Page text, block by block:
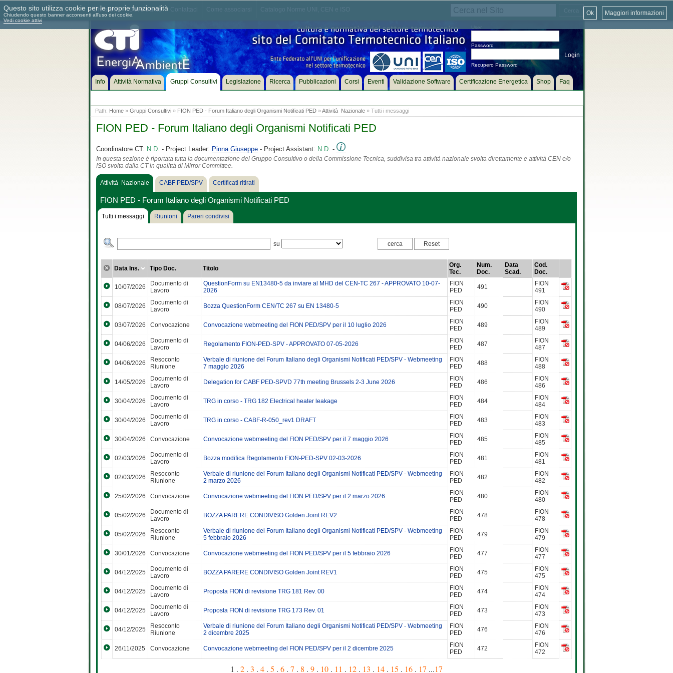
Chi siamo Dove siamo
Password
Recupero Password
Info Attività Normativa Gruppi Consultivi Legislazione Ricerca Pubblicazioni Corsi Eventi Validazione Software Certificazione Energetica Shop Faq
Path: Home» Gruppi Consultivi» FION PED - Forum Italiano degli Organismi Notificati PED»Attività Nazionale» Tutti i messaggi
FION PED - Forum Italiano degli Organismi Notificati PED
Coordinatore CT: N.D. - Project Leader: Pinna Giuseppe- Project Assistant: N.D. -
In questa sezione è riportata tutta la documentazione del Gruppo Consultivo o della Commissione Tecnica, suddivisa tra attività nazionale svolta direttamente e attività CEN e/o
ISO svolta dalla CT in qualittà di Mirror Committee.
Attività Nazionale CABF PED/SPV Certificati ritirati
FION PED - Forum Italiano degli Organismi Notificati PED
Tutti i messaggi Riunioni Pareri condivisi
su
Data Ins. Tipo Doc. Titolo
Org.
Tec.
Num.
Doc.
Data
Scad.
Cod.
Doc.
10/07/2026
Documento di
Lavoro
QuestionForm su EN13480-5 da inviare al MHD del CEN-TC 267 - APPROVATO 10-07-
2026
FION
PED
491
FION
491
08/07/2026
Documento di
Lavoro
Bozza QuestionForm CEN/TC 267 su EN 13480-5
FION
PED
490
FION
490
03/07/2026 Convocazione Convocazione webmeeting del FION PED/SPV per il 10 luglio 2026
FION
PED
489
FION
489
04/06/2026
Documento di
Lavoro
Regolamento FION-PED-SPV - APPROVATO 07-05-2026
FION
PED
487
FION
487
04/06/2026
Resoconto
Riunione
Verbale di riunione del Forum Italiano degli Organismi Notificati PED/SPV - Webmeeting
7 maggio 2026
FION
PED
488
FION
488
14/05/2026
Documento di
Lavoro
Delegation for CABF PED-SPVD 77th meeting Brussels 2-3 June 2026
FION
PED
486
FION
486
30/04/2026
Documento di
Lavoro
TRG in corso - TRG 182 Electrical heater leakage
FION
PED
484
FION
484
30/04/2026
Documento di
Lavoro
TRG in corso - CABF-R-050_rev1 DRAFT
FION
PED
483
FION
483
30/04/2026 Convocazione Convocazione webmeeting del FION PED/SPV per il 7 maggio 2026
FION
PED
485
FION
485
02/03/2026
Documento di
Lavoro
Bozza modifica Regolamento FION-PED-SPV 02-03-2026
FION
PED
481
FION
481
02/03/2026
Resoconto
Riunione
Verbale di riunione del Forum Italiano degli Organismi Notificati PED/SPV - Webmeeting
2 marzo 2026
FION
PED
482
FION
482
25/02/2026 Convocazione Convocazione webmeeting del FION PED/SPV per il 2 marzo 2026
FION
PED
480
FION
480
05/02/2026
Documento di
Lavoro
BOZZA PARERE CONDIVISO Golden Joint REV2
FION
PED
478
FION
478
05/02/2026
Resoconto
Riunione
Verbale di riunione del Forum Italiano degli Organismi Notificati PED/SPV - Webmeeting
5 febbraio 2026
FION
PED
479
FION
479
30/01/2026 Convocazione Convocazione webmeeting del FION PED/SPV per il 5 febbraio 2026
FION
PED
477
FION
477
04/12/2025
Documento di
Lavoro
BOZZA PARERE CONDIVISO Golden Joint REV1
FION
PED
475
FION
475
04/12/2025
Documento di
Lavoro
Proposta FION di revisione TRG 181 Rev. 00
FION
PED
474
FION
474
04/12/2025
Documento di
Lavoro
Proposta FION di revisione TRG 173 Rev. 01
FION
PED
473
FION
473
04/12/2025
Resoconto
Riunione
Verbale di riunione del Forum Italiano degli Organismi Notificati PED/SPV - Webmeeting
2 dicembre 2025
FION
PED
476
FION
476
26/11/2025 Convocazione Convocazione webmeeting del FION PED/SPV per il 2 dicembre 2025
FION
PED
472
FION
472
1 . 2. 3 . 4. 5 . 6. 7 . 8 . 9. 10. 11 . 12. 13 . 14. 15 . 16. 17 ...17
Questo sito utilizza cookie per le proprie funzionalità
Chiudendo questo banner acconsenti all'uso dei cookie.
Vedi cookie attivi
Maggiori informazioni
Ok